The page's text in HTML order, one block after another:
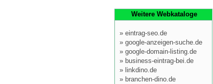
Weitere Webkataloge
» eintrag-seo.de
» google-anzeigen-suche.de
» google-domain-listing.de
» business-eintrag-bei.de
» linkdino.de
» branchen-dino.de